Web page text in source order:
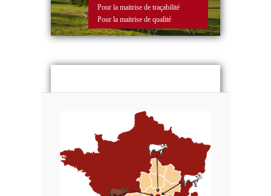
Pour la maitrise de traçabilité
Pour la maitrise de qualité